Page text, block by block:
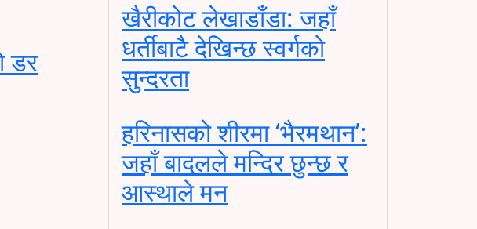
डर
खैरीकोट लेखाडाँडा: जहाँ
धर्तीबाटै देखिन्छ स्वर्गको
सुन्दरता
हरिनासको शीरमा ‘भैरमथान’:
जहाँ बादलले मन्दिर छुन्छ र
आस्थाले मन